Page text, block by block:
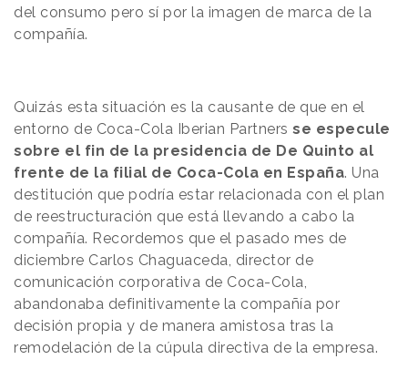
del consumo pero sí por la imagen de marca de la
compañía.
Quizás esta situación es la causante de que en el
entorno de Coca-Cola Iberian Partners se especule
sobre el fin de la presidencia de De Quinto al
frente de la filial de Coca-Cola en España. Una
destitución que podría estar relacionada con el plan
de reestructuración que está llevando a cabo la
compañía. Recordemos que el pasado mes de
diciembre Carlos Chaguaceda, director de
comunicación corporativa de Coca-Cola,
abandonaba definitivamente la compañía por
decisión propia y de manera amistosa tras la
remodelación de la cúpula directiva de la empresa.